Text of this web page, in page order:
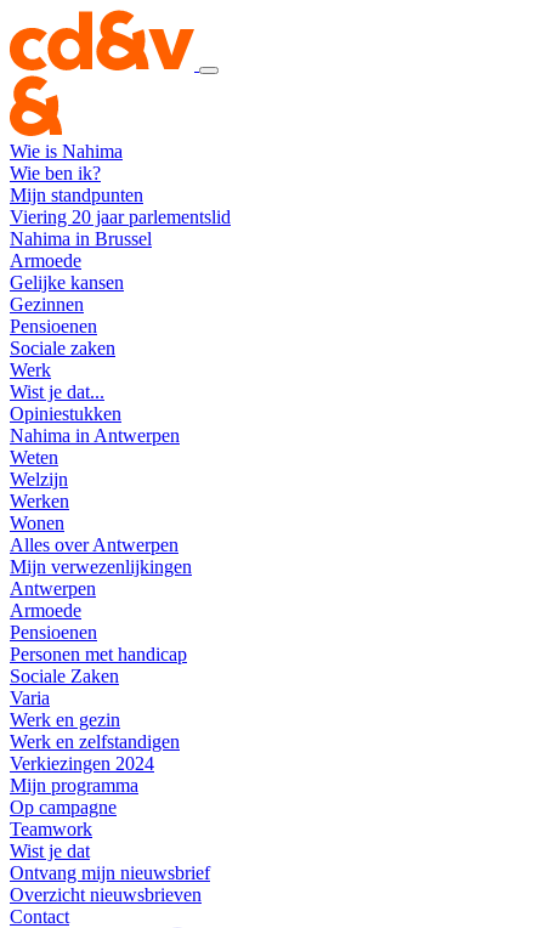
Wie is Nahima
Wie ben ik?
Mijn standpunten
Viering 20 jaar parlementslid
Nahima in Brussel
Armoede
Gelijke kansen
Gezinnen
Pensioenen
Sociale zaken
Werk
Wist je dat...
Opiniestukken
Nahima in Antwerpen
Weten
Welzijn
Werken
Wonen
Alles over Antwerpen
Mijn verwezenlijkingen
Antwerpen
Armoede
Pensioenen
Personen met handicap
Sociale Zaken
Varia
Werk en gezin
Werk en zelfstandigen
Verkiezingen 2024
Mijn programma
Op campagne
Teamwork
Wist je dat
Ontvang mijn nieuwsbrief
Overzicht nieuwsbrieven
Contact